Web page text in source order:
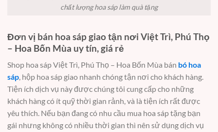
chất lượng hoa sáp làm quà tặng
Đơn vị bán hoa sáp giao tận nơi Việt Trì, Phú Thọ
– Hoa Bốn Mùa uy tín, giá rẻ
Shop hoa sáp Việt Trì, Phú Thọ – Hoa Bốn Mùa bán bó hoa
sáp, hộp hoa sáp giao nhanh chóng tận nơi cho khách hàng.
Tiện ích dịch vụ này được chúng tôi cung cấp cho những
khách hàng có ít quỹ thời gian rảnh, và là tiện ích rất được
yêu thích. Nếu bạn đang có nhu cầu mua hoa sáp tặng bạn
gái nhưng không có nhiều thời gian thì nên sử dụng dịch vụ